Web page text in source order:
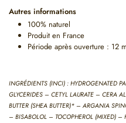
Autres informations
100% naturel
Produit en France
Période après ouverture : 12
INGRÉDIENTS (INCI) : HYDROGENATED
GLYCERIDES – CETYL LAURATE – CERA
BUTTER (SHEA BUTTER)* – ARGANIA
– BISABOLOL – TOCOPHEROL (MIXED) –